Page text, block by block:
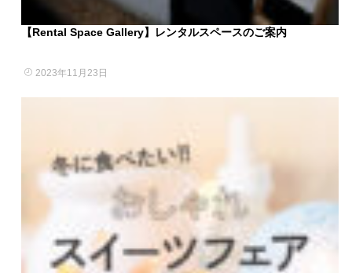
【Rental Space Gallery】レンタルスペースのご案内
2023年11月23日